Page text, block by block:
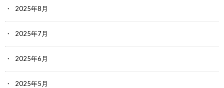
2025年8月
2025年7月
2025年6月
2025年5月